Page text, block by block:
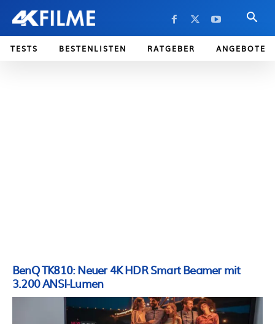
TESTS BESTENLISTEN RATGEBER ANGEBOTE
BenQ TK810: Neuer 4K HDR Smart Beamer mit
3.200 ANSI-Lumen